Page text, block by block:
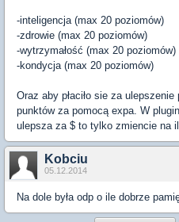
-inteligencja (max 20 poziomów)
-zdrowie (max 20 poziomów)
-wytrzymałość (max 20 poziomów)
-kondycja (max 20 poziomów)
Oraz aby płaciło sie za
punktów za pomocą expa. W
ulepsza za $ to tylko zmiencie na
Kobciu
05.12.2014
Na dole była odp o ile dobrze